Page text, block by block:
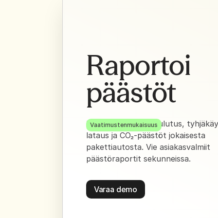
Vaatimustenmukaisuus
Raportoi
päästöt
Näe polttoaineen kulutus,
lataus ja CO₂-päästöt jokaisesta
pakettiautosta. Vie asiakasvalmiit
päästöraportit sekunneissa.
Varaa demo